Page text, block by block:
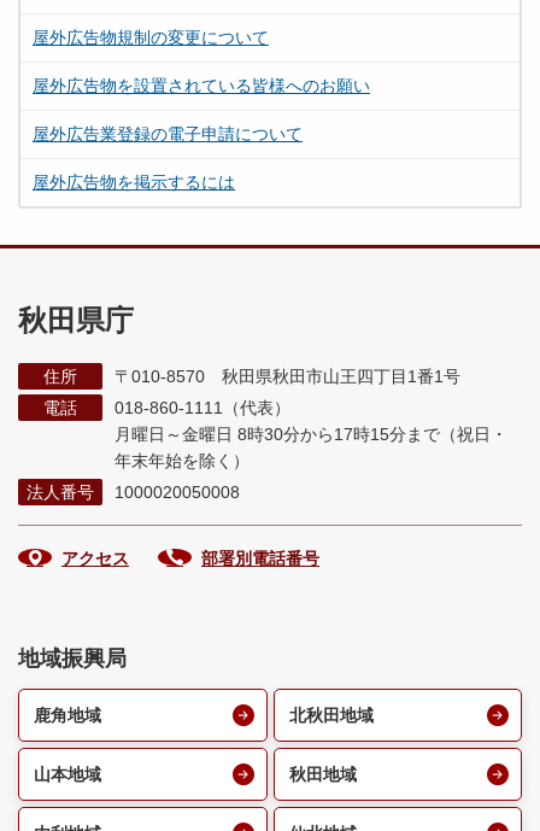
屋外広告物規制の変更について
屋外広告物を設置されている皆様へのお願い
屋外広告業登録の電子申請について
屋外広告物を掲示するには
秋田県庁
住所
〒010-8570 秋田県秋田市山王四丁目1番1号
電話
018-860-1111（代表）
月曜日～金曜日 8時30分から17時15分まで （祝日・
年末年始を除く）
法人番号
1000020050008
アクセス 部署別電話番号
地域振興局
鹿角地域 北秋田地域
山本地域 秋田地域